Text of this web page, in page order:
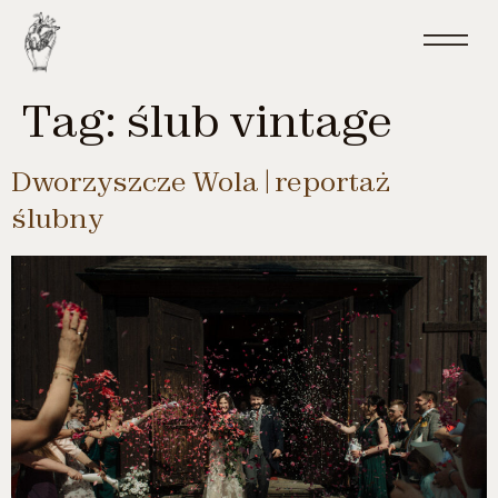
treści
Tag: ślub vintage
Dworzyszcze Wola | reportaż
ślubny